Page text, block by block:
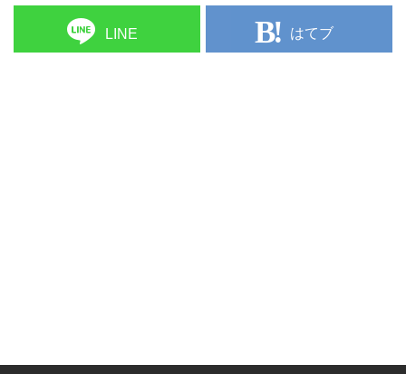
LINE はてブ